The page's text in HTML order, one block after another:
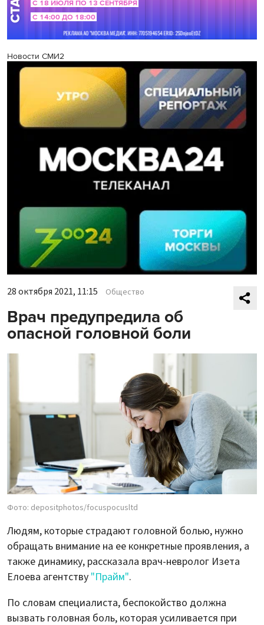
Новости СМИ2
28 октября 2021, 11:15 Общество
Врач предупредила об
опасной головной боли
Фото: depositphotos/focuspocusltd
Людям, которые страдают головной болью, нужно
обращать внимание на ее конкретные проявления, а
также динамику, рассказала врач-невролог Изета
Елоева агентству "Прайм".
По словам специалиста, беспокойство должна
вызвать головная боль, которая усиливается при